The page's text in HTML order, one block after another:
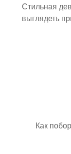
Стильная
выглядеть
Как